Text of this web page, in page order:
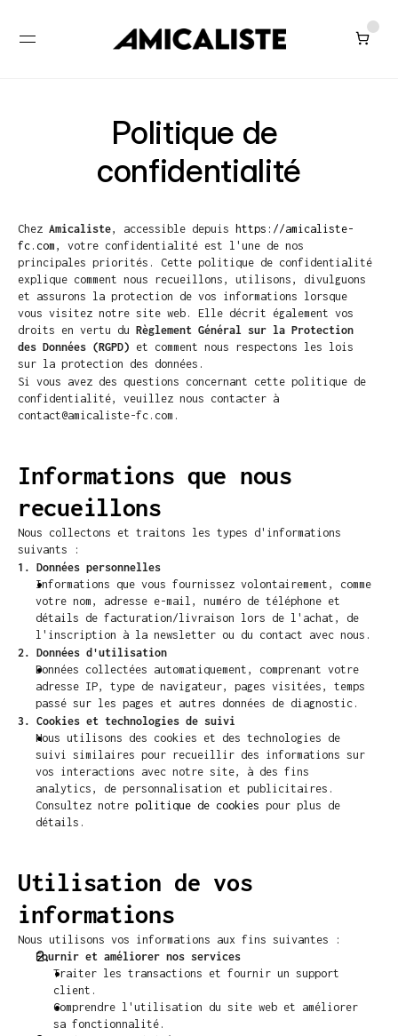
Politique de
confidentialité
Chez Amicaliste, accessible depuis
https://amicaliste-
fc.com , votre confidentialité est l'une de nos
principales priorités. Cette politique de confidentialité
explique comment nous recueillons, utilisons, divulguons
et assurons la protection de vos informations lorsque
vous visitez notre site web. Elle décrit également vos
droits en vertu du Règlement Général sur la Protection
des Données (RGPD) et comment nous respectons les lois
sur la protection des données.
Si vous avez des questions concernant cette politique de
confidentialité, veuillez nous contacter à
contact@amicaliste-fc.com.
Informations que nous
recueillons
Nous collectons et traitons les types d'informations
suivants :
1. Données personnelles
Informations que vous fournissez volontairement, comme
votre nom, adresse e-mail, numéro de téléphone et
détails de facturation/livraison lors de l'achat, de
l'inscription à la newsletter ou du contact avec nous.
2. Données d'utilisation
Données collectées automatiquement, comprenant votre
adresse IP, type de navigateur, pages visitées, temps
passé sur les pages et autres données de diagnostic.
3. Cookies et technologies de suivi
Nous utilisons des cookies et des technologies de
suivi similaires pour recueillir des informations sur
vos interactions avec notre site, à des fins
analytics, de personnalisation et publicitaires.
Consultez notre politique de cookies pour plus de
détails.
Utilisation de vos
informations
Nous utilisons vos informations aux fins suivantes :
Fournir et améliorer nos services
Traiter les transactions et fournir un support
client.
Comprendre l'utilisation du site web et améliorer
sa fonctionnalité.